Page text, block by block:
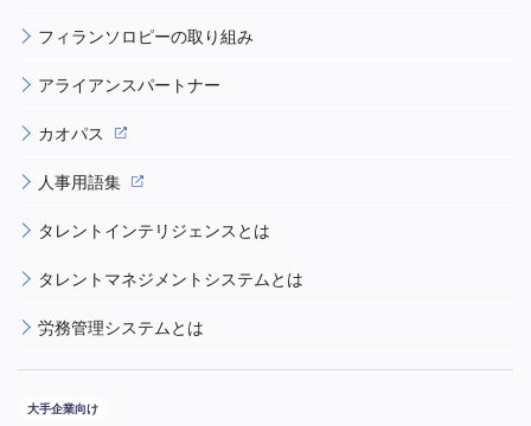
フィランソロピーの取り組み
アライアンスパートナー
カオパス
人事用語集
タレントインテリジェンスとは
タレントマネジメントシステムとは
労務管理システムとは